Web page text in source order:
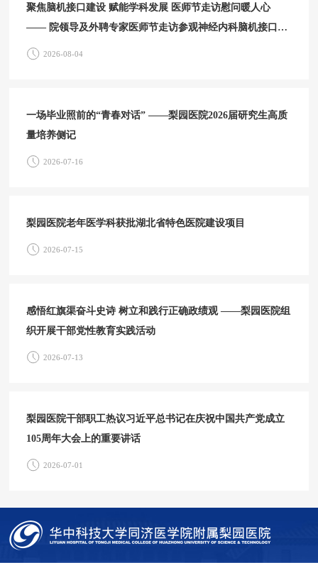
聚焦脑机接口建设 赋能学科发展 医师节走访慰问暖人心
—— 院领导及外聘专家医师节走访参观神经内科脑机接口中
心
2026-08-04
一场毕业照前的“青春对话” ——梨园医院2026届研究生高质
量培养侧记
2026-07-16
梨园医院老年医学科获批湖北省特色医院建设项目
2026-07-15
感悟红旗渠奋斗史诗 树立和践行正确政绩观 ——梨园医院组
织开展干部党性教育实践活动
2026-07-13
梨园医院干部职工热议习近平总书记在庆祝中国共产党成立
105周年大会上的重要讲话
2026-07-01